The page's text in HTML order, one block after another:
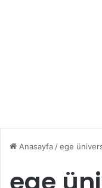
Anasayfa /ege